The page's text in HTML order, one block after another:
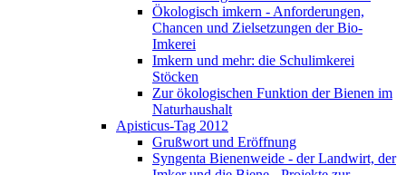
Ökologisch imkern - Anforderungen,
Chancen und Zielsetzungen der Bio-
Imkerei
Imkern und mehr: die Schulimkerei
Stöcken
Zur ökologischen Funktion der Bienen im
Naturhaushalt
Apisticus-Tag 2012
Grußwort und Eröffnung
Syngenta Bienenweide - der Landwirt, der